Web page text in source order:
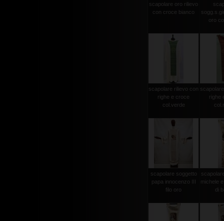
scapolare oro rilievo
con croce bianco
oro
scapolare rilievo con
righe e croce
col.verde
righe
scapolare soggetto
papa innocenzo III
filo oro
michele
di